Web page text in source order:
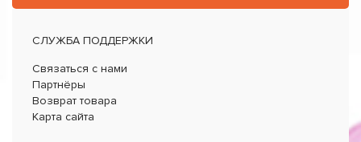
СЛУЖБА ПОДДЕРЖКИ
Связаться с нами
Партнёры
Возврат товара
Карта сайта